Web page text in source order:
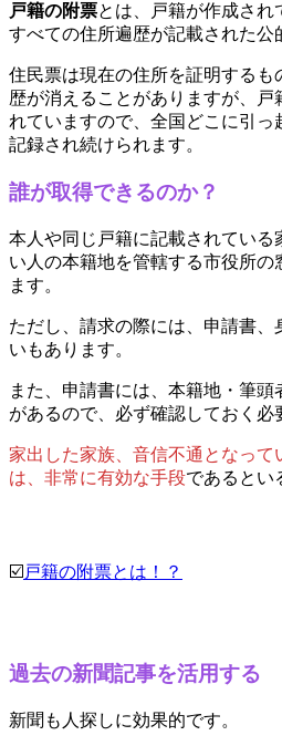
戸籍の附票とは、戸籍が作成さ
すべての住所遍歴が記載された公
住民票は現在の住所を証明するも
歴が消えることがありますが、戸
れていますので、全国どこに引っ
記録され続けられます。
誰が取得できるのか？
本人や同じ戸籍に記載されている
い人の本籍地を管轄する市役所の
ます。
ただし、請求の際には、申請書
いもあります。
また、申請書には、本籍地・筆
があるので、必ず確認しておく必
家出した家族、音信不通となって
は、非常に有効な手段であるとい
☑️ 戸籍の附票とは！？
過去の新聞記事を活用する
新聞も人探しに効果的です。